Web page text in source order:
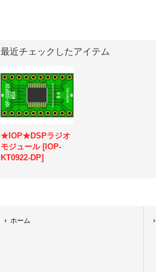
最近チェックしたアイテム
★IOP★DSPラジオ
モジュール [IOP-
KT0922-DP]
ホーム